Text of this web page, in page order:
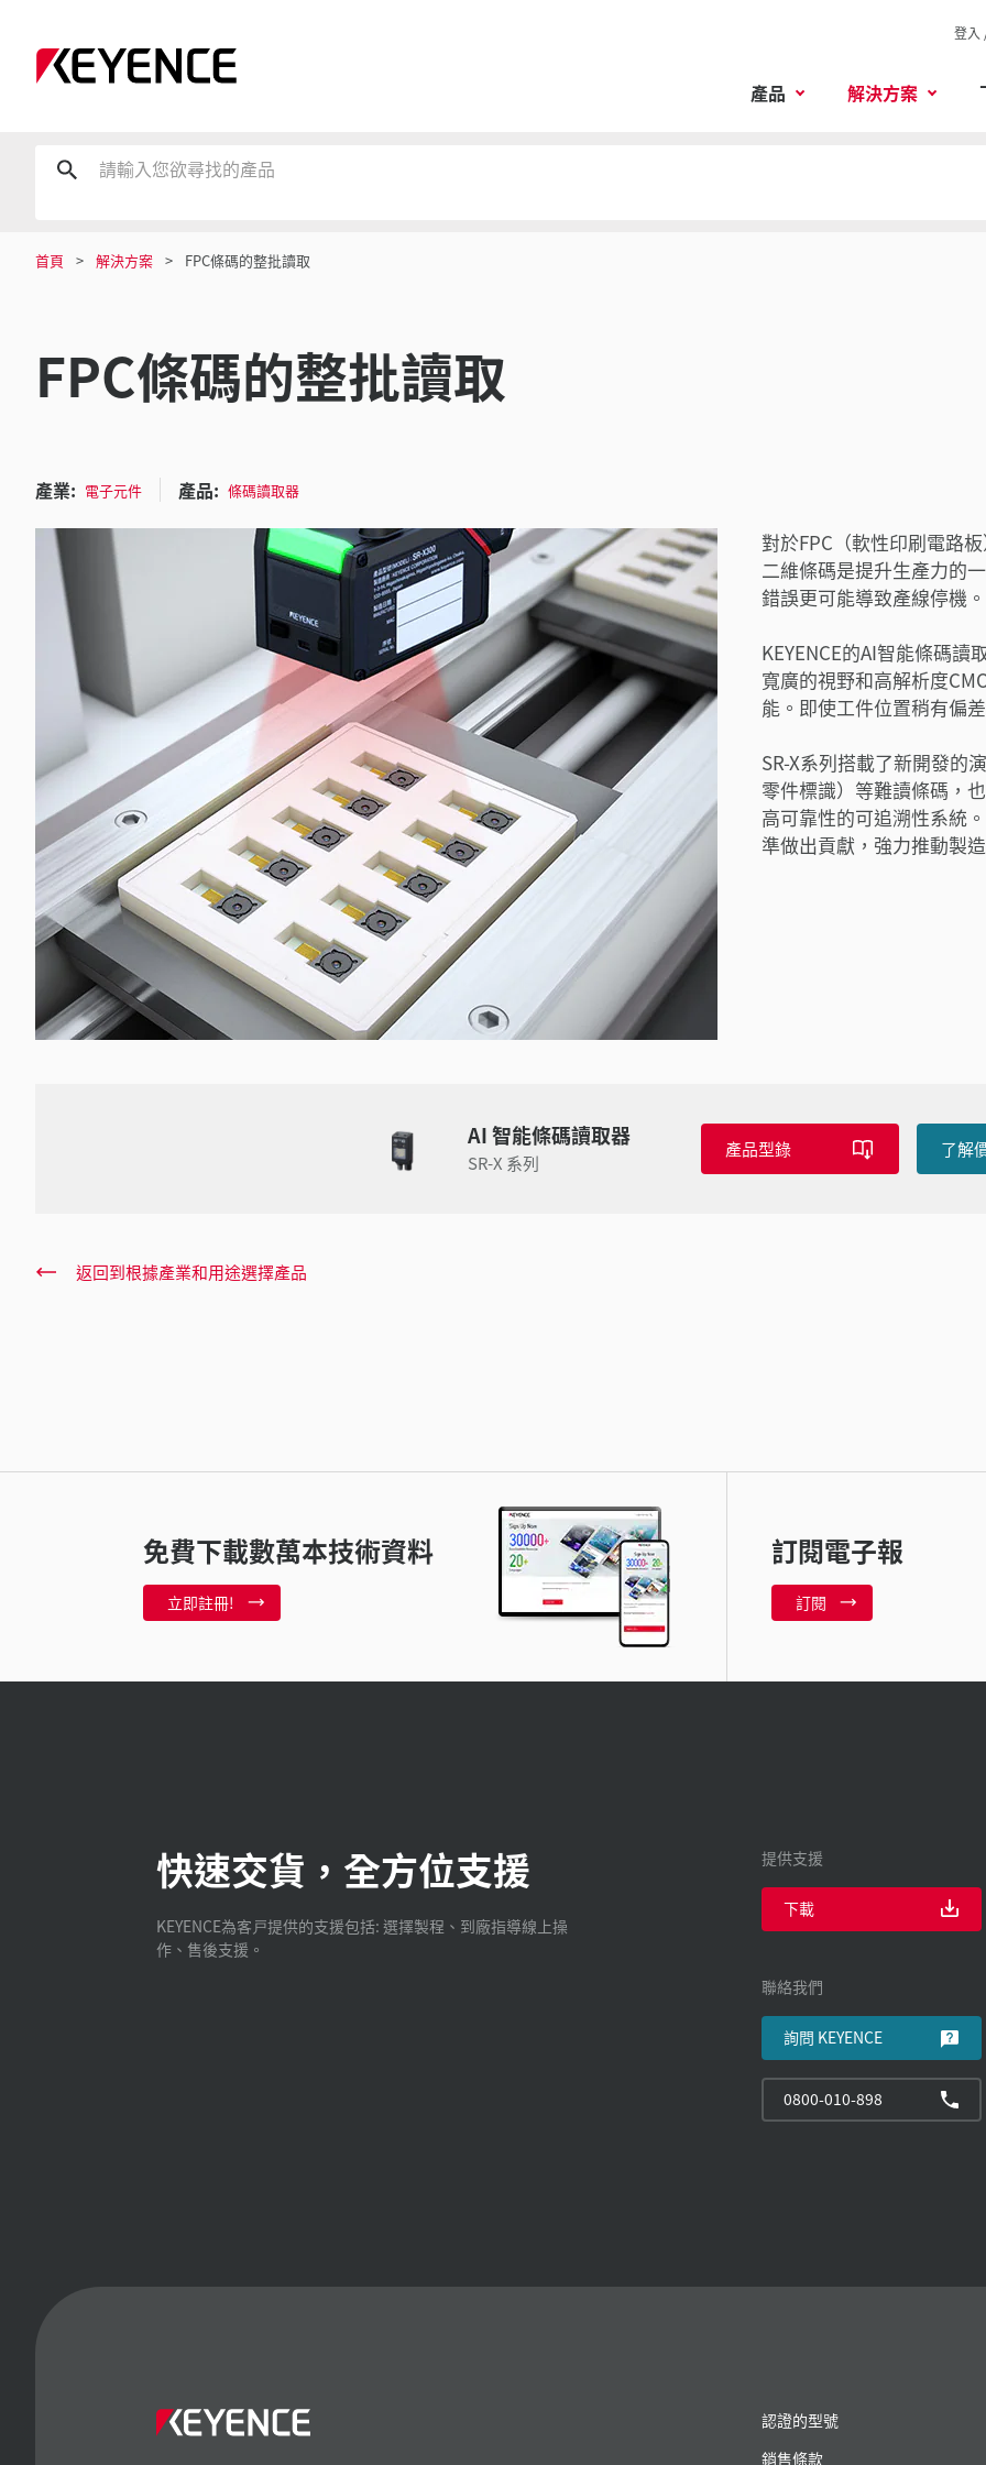
登入
產品 解決方案
首頁 解決方案 FPC條碼的整批讀取
FPC條碼的整批讀取
產業: 電子元件 產品: 條碼讀取器
對於FPC（軟性印刷電路
二維條碼是提升生產力的
錯誤更可能導致產線停機。
KEYENCE的AI智能條碼
寬廣的視野和高解析度
能。即使工件位置稍有偏
SR-X系列搭載了新開發的
零件標識）等難讀條碼，
高可靠性的可追溯性系統
準做出貢獻，強力推動製
AI 智能條碼讀取器
SR-X 系列
產品型錄 了解
返回到根據產業和用途選擇產品
免費下載數萬本技術資料
立即註冊!
訂閱電子報
訂閱
快速交貨，全方位支援
KEYENCE為客戸提供的支援包括: 選擇製程、到廠指導線上操
作、售後支援。
提供支援
下載
聯絡我們
詢問 KEYENCE
0800-010-898
認證的型號
銷售條款